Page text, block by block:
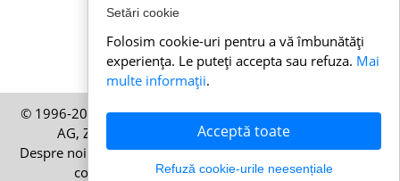
© 1996-2026 Stirielvetiene.ro – O publicație a HELP Media
AG, Zürich, Elveția – Toate drepturile rezervate
Despre noi
Imprint|Termeni și condiții|Politica privind
cookie-urile
|Politica de confidențialitate
Setări cookie
Folosim cookie-uri pentru a vă îmbunătăți
experiența. Le puteți accepta sau refuza. Mai
multe informații.
Acceptă toate
Refuză cookie-urile neesențiale